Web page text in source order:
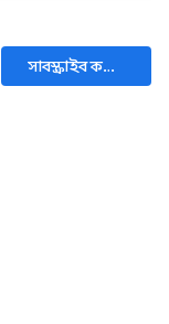
সাবস্ক্রাইব করুন